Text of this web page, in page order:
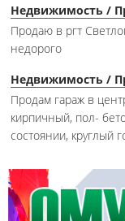
Недвижимость /
Продаю в ргт
недорого
Недвижимость /
Продам гараж в
кирпичный, пол-
состоянии, круглый